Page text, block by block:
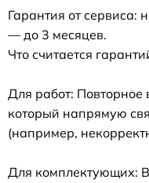
Гарантия от сервиса:
— до 3 месяцев.
Что считается
Для работ: Повторное
который напрямую
(например,
Для комплектующих: